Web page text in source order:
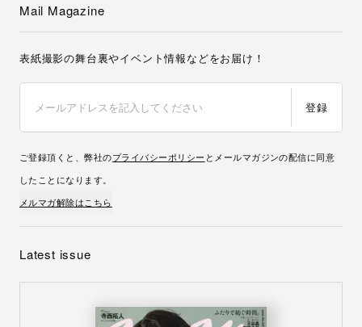
Mail Magazine
表紙撮影の舞台裏やイベント情報などをお届け！
登録
ご登録頂くと、弊社のプライバシーポリシー とメールマガジンの配信に同意
したことになります。
メルマガ解除はこちら
Latest issue